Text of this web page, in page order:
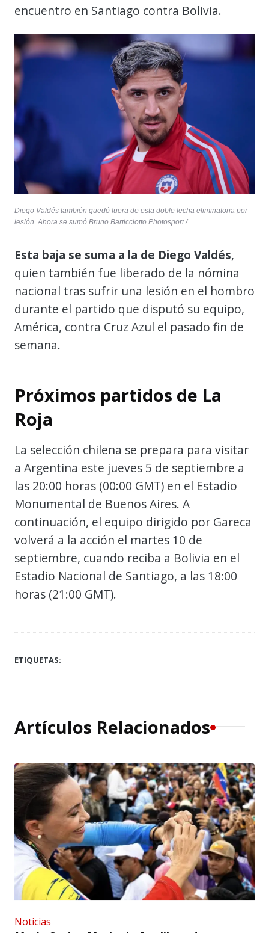
encuentro en Santiago contra Bolivia.
Diego Valdés también quedó fuera de esta doble fecha eliminatoria por
lesión. Ahora se sumó Bruno Barticciotto.Photosport /
Esta baja se suma a la de Diego Valdés,
quien también fue liberado de la nómina
nacional tras sufrir una lesión en el hombro
durante el partido que disputó su equipo,
América, contra Cruz Azul el pasado fin de
semana.
Próximos partidos de La
Roja
La selección chilena se prepara para visitar
a Argentina este jueves 5 de septiembre a
las 20:00 horas (00:00 GMT) en el Estadio
Monumental de Buenos Aires. A
continuación, el equipo dirigido por Gareca
volverá a la acción el martes 10 de
septiembre, cuando reciba a Bolivia en el
Estadio Nacional de Santiago, a las 18:00
horas (21:00 GMT).
ETIQUETAS:
Artículos Relacionados
Noticias